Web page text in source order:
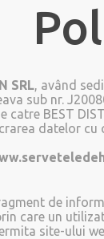
SRL, având
sub nr.
catre BEST
datelor
de
care un
site-ului